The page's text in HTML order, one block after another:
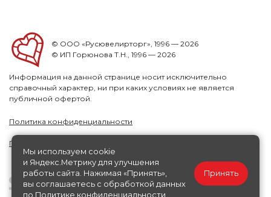
© ООО «Русювелирторг», 1996 — 2026
© ИП Горюнова Т.Н., 1996 — 2026
Информация на данной странице носит исключительно
справочный характер, ни при каких условиях не является
публичной офертой.
Политика конфиденциальности
Публичная офера
Мы используем cookie
и Яндекс.Метрику для улучшения
работы сайта. Нажимая «Принять»,
вы соглашаетесь с обработкой данных
по Политике конфиденциальности
Принять